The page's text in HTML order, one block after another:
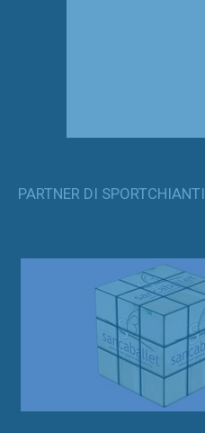
PARTNER DI SPORTCHIANTI